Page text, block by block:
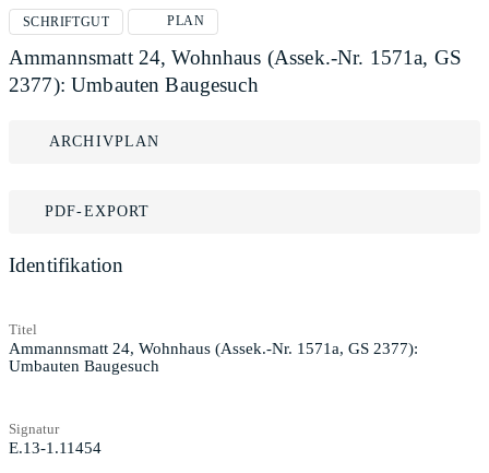
SCHRIFTGUT PLAN
Ammannsmatt 24, Wohnhaus (Assek.-Nr. 1571a, GS
2377): Umbauten Baugesuch
ARCHIVPLAN
PDF-EXPORT
Identifikation
Titel
Ammannsmatt 24, Wohnhaus (Assek.-Nr. 1571a, GS 2377):
Umbauten Baugesuch
Signatur
E.13-1.11454